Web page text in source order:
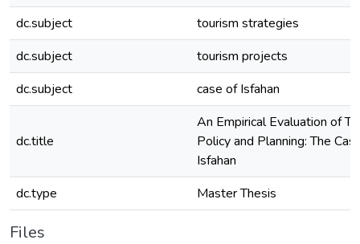
dc.subject
tourism strategies
dc.subject
tourism projects
dc.subject
case of Isfahan
dc.title
An Empirical Evaluation of
Policy and Planning: The
Isfahan
dc.type
Master Thesis
Files